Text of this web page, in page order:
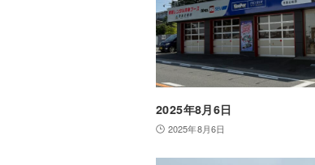
2025年8月6日
2025年8月6日